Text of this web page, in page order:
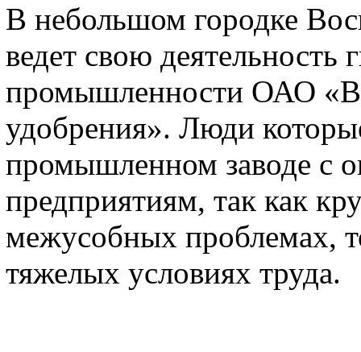
В небольшом городке
ведет свою деятельность
промышленности ОАО
удобрения». Люди
промышленном заводе с
предприятиям, так как
межусобных проблемах,
тяжелых условиях труда.